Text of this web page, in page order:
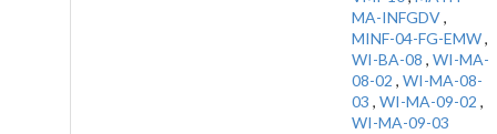
MA-INFGDV,
MINF-04-FG-EMW,
WI-BA-08 , WI-MA-
08-02 , WI-MA-08-
03 , WI-MA-09-02 ,
WI-MA-09-03